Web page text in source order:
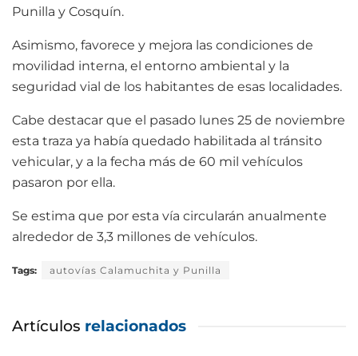
Punilla y Cosquín.
Asimismo, favorece y mejora las condiciones de
movilidad interna, el entorno ambiental y la
seguridad vial de los habitantes de esas localidades.
Cabe destacar que el pasado lunes 25 de noviembre
esta traza ya había quedado habilitada al tránsito
vehicular, y a la fecha más de 60 mil vehículos
pasaron por ella.
Se estima que por esta vía circularán anualmente
alrededor de 3,3 millones de vehículos.
Tags: autovías Calamuchita y Punilla
Artículos relacionados